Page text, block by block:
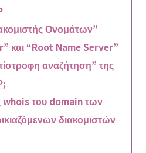
Ονομάτων”
και “Root Name Server”
αναζήτηση” της
whois του domain των
διακομιστών